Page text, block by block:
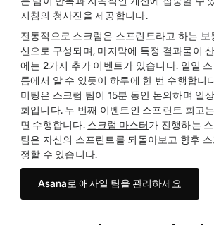
지침의 청사진을 제공합니다.
전통적으로 스크럼은 스프린트라고 하는 보
션으로 구성되며, 마지막에 특정 결과물이
에는 2가지 추가 이벤트가 있습니다. 일일
름에서 알 수 있듯이 하루에 한 번 수행합니
미팅은 스크럼 팀이 15분 동안 논의하며 일
회입니다. 두 번째 이벤트인 스프린트 회고
면 수행합니다. 스크럼 마스터가 진행하는
팀은 자신의 스프린트를 되돌아보고 향후
정할 수 있습니다.
Asana로 애자일 팀을 관리하세요